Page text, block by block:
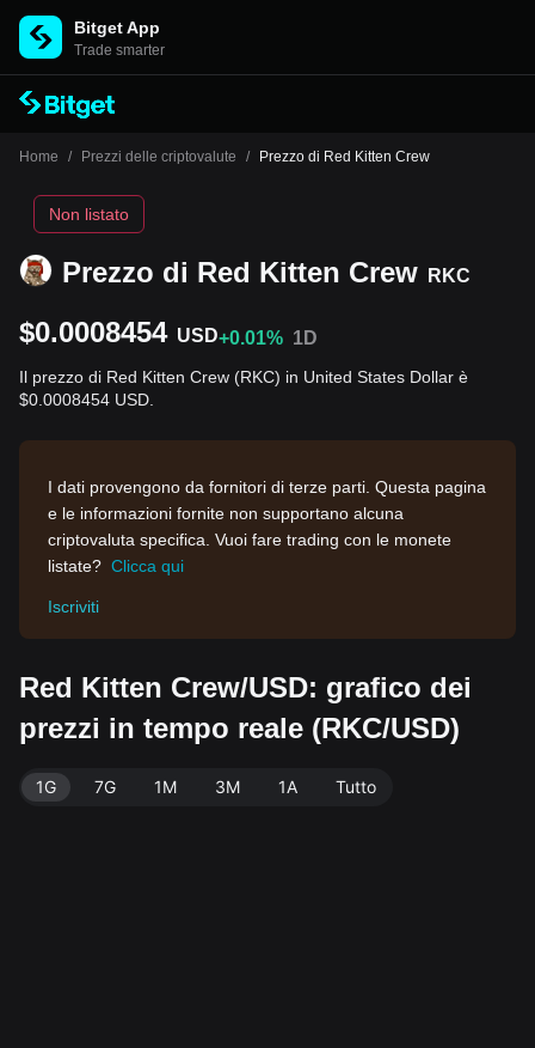
Bitget App
Trade smarter
Home / Prezzi delle criptovalute / Prezzo di Red Kitten Crew
Prezzo di Red Kitten Crew RKC
Non listato
$0.0008454 USD+0.01% 1D
Il prezzo di Red Kitten Crew (RKC) in United States Dollar è
$0.0008454 USD.
I dati provengono da fornitori di terze parti. Questa pagina
e le informazioni fornite non supportano alcuna
criptovaluta specifica. Vuoi fare trading con le monete
listate? Clicca qui
Iscriviti
Red Kitten Crew/USD: grafico dei
prezzi in tempo reale (RKC/USD)
1G 7G 1M 3M 1A Tutto